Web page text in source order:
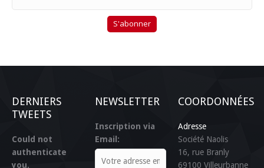
DERNIERS
TWEETS
Could not
authenticate
you.
NEWSLETTER
Inscription via
Email:
COORDONNÉES
Adresse
Société Naolis
16, rue Branly
69100Villeurbanne